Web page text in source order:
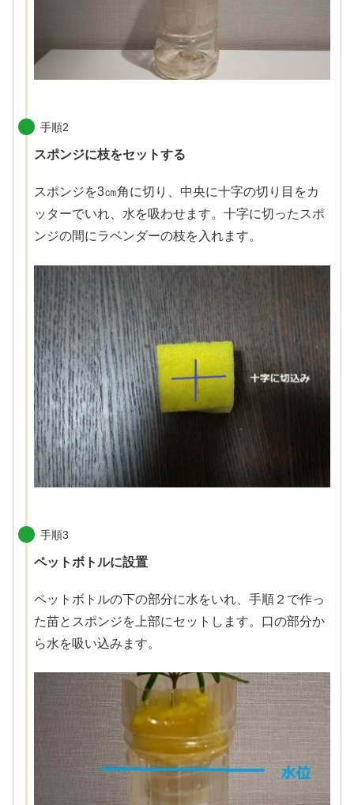
手順2
スポンジに枝をセットする
スポンジを3㎝角に切り、中央に十字の切り目をカ
ッターでいれ、水を吸わせます。十字に切ったスポ
ンジの間にラベンダーの枝を入れます。
手順3
ペットボトルに設置
ペットボトルの下の部分に水をいれ、手順２で作っ
た苗とスポンジを上部にセットします。口の部分か
ら水を吸い込みます。